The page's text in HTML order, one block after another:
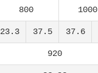
800 1000
23.3 37.5 37.6
920